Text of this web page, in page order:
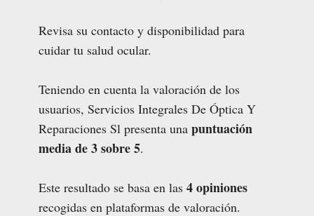
Revisa su contacto y disponibilidad para
cuidar tu salud ocular.
Teniendo en cuenta la valoración de los
usuarios, Servicios Integrales De Óptica Y
Reparaciones Sl presenta una puntuación
media de 3 sobre 5.
Este resultado se basa en las 4 opiniones
recogidas en plataformas de valoración.